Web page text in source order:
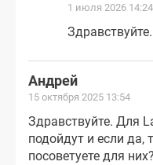
1 июля 2026 14:24
Андрей
15 октября 2025 13:54
Здравствуйте. Для
подойдут и если да,
посоветуете для них?